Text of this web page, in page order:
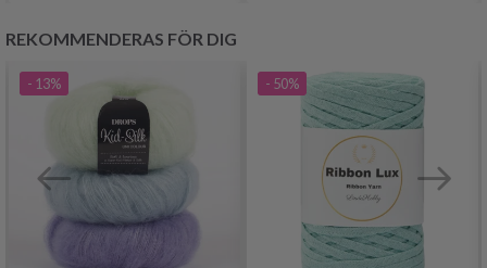
REKOMMENDERAS FÖR DIG
- 13% - 50%